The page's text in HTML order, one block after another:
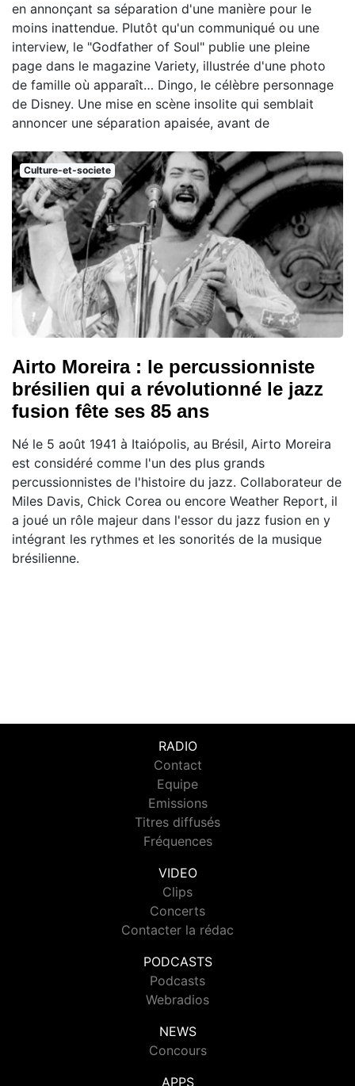
en annonçant sa séparation d'une manière pour le
moins inattendue. Plutôt qu'un communiqué ou une
interview, le "Godfather of Soul" publie une pleine
page dans le magazine Variety, illustrée d'une photo
de famille où apparaît… Dingo, le célèbre personnage
de Disney. Une mise en scène insolite qui semblait
annoncer une séparation apaisée, avant de
Culture-et-societe
Airto Moreira : le percussionniste
brésilien qui a révolutionné le jazz
fusion fête ses 85 ans
Né le 5 août 1941 à Itaiópolis, au Brésil, Airto Moreira
est considéré comme l'un des plus grands
percussionnistes de l'histoire du jazz. Collaborateur de
Miles Davis, Chick Corea ou encore Weather Report, il
a joué un rôle majeur dans l'essor du jazz fusion en y
intégrant les rythmes et les sonorités de la musique
brésilienne.
RADIO
Contact
Equipe
Emissions
Titres diffusés
Fréquences
VIDEO
Clips
Concerts
Contacter la rédac
PODCASTS
Podcasts
Webradios
NEWS
Concours
APPS